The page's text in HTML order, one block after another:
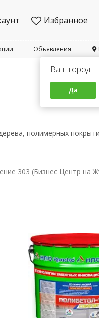
Избранное
Ваш город
Да
Объявления
полимерных
303 (Бизнес Центр на